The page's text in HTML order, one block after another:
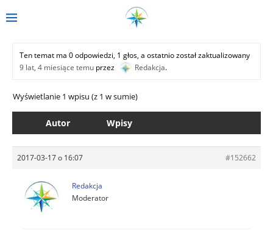
Ten temat ma 0 odpowiedzi, 1 głos, a ostatnio został zaktualizowany
9 lat, 4 miesiące temu przez Redakcja.
Wyświetlanie 1 wpisu (z 1 w sumie)
Autor Wpisy
2017-03-17 o 16:07 #152662
Redakcja
Moderator